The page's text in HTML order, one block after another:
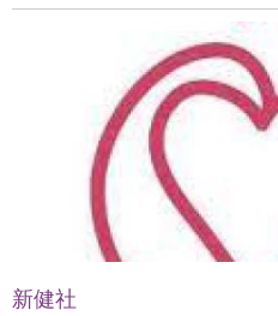
新健社